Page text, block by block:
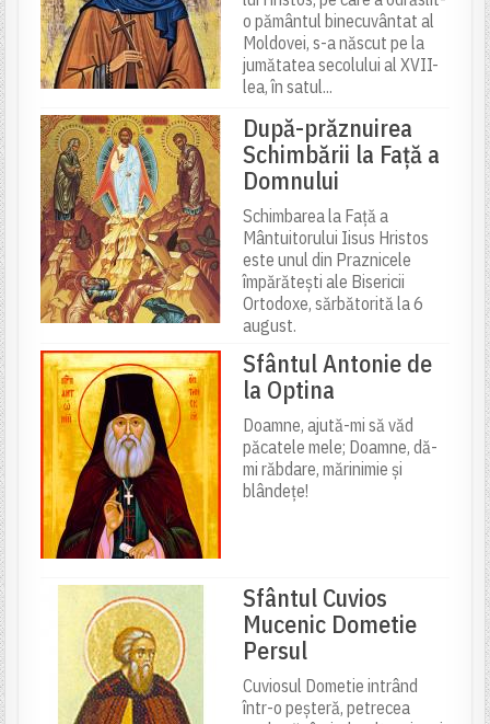
o pământul binecuvântat al
Moldovei, s-a născut pe la
jumătatea secolului al XVII-
lea, în satul...
După-prăznuirea
Schimbării la Față a
Domnului
Schimbarea la Față a
Mântuitorului Iisus Hristos
este unul din Praznicele
împărătești ale Bisericii
Ortodoxe, sărbătorită la 6
august.
Sfântul Antonie de
la Optina
Doamne, ajută-mi să văd
păcatele mele; Doamne, dă-
mi răbdare, mărinimie şi
blândeţe!
Sfântul Cuvios
Mucenic Dometie
Persul
Cuviosul Dometie intrând
într-o peșteră, petrecea